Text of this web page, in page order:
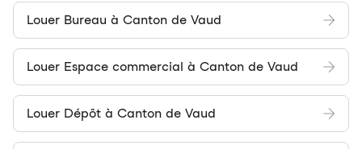
Louer Bureau à Canton de Vaud
Louer Espace commercial à Canton de Vaud
Louer Dépôt à Canton de Vaud